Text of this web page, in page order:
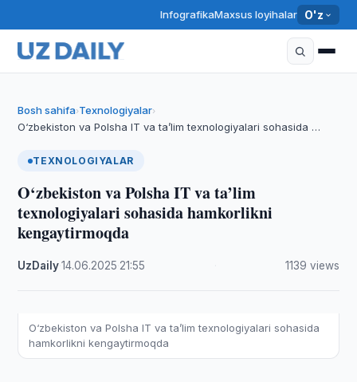
InfografikaMaxsus loyihalar O'z
Bosh sahifa›Texnologiyalar›
O‘zbekiston va Polsha IT va ta’lim texnologiyalari sohasida …
TEXNOLOGIYALAR
O‘zbekiston va Polsha IT va ta’lim
texnologiyalari sohasida hamkorlikni
kengaytirmoqda
UzDaily·14.06.2025 21:55 1139 views
O‘zbekiston va Polsha IT va ta’lim texnologiyalari sohasida
hamkorlikni kengaytirmoqda